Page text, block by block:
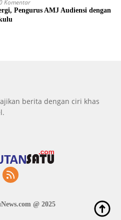
Komentar
Pengurus AMJ Audiensi dengan
berita dengan ciri khas
@ 2025